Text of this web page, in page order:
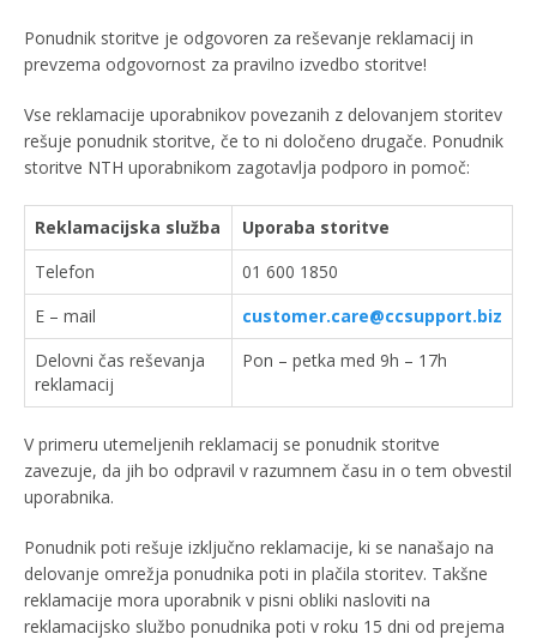
Ponudnik storitve je odgovoren za reševanje reklamacij in
prevzema odgovornost za pravilno izvedbo storitve!
Vse reklamacije uporabnikov povezanih z delovanjem storitev
rešuje ponudnik storitve, če to ni določeno drugače. Ponudnik
storitve NTH uporabnikom zagotavlja podporo in pomoč:
Reklamacijska služba
Uporaba storitve
Telefon
01 600 1850
E – mail
customer.care@ccsupport.biz
Delovni čas reševanja
reklamacij
Pon – petka med 9h – 17h
V primeru utemeljenih reklamacij se ponudnik storitve
zavezuje, da jih bo odpravil v razumnem času in o tem obvestil
uporabnika.
Ponudnik poti rešuje izključno reklamacije, ki se nanašajo na
delovanje omrežja ponudnika poti in plačila storitev. Takšne
reklamacije mora uporabnik v pisni obliki nasloviti na
reklamacijsko službo ponudnika poti v roku 15 dni od prejema